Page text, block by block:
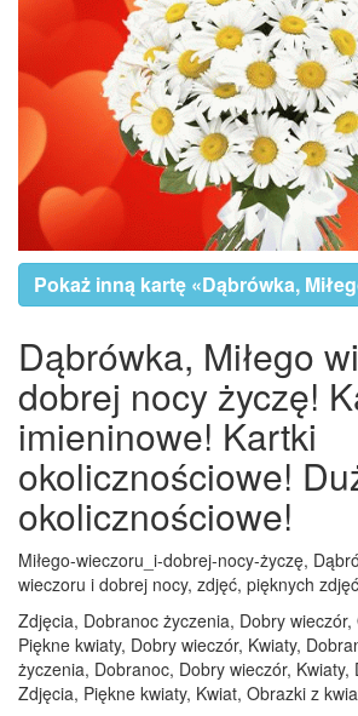
Pokaż inną kartę «Dąbrówka,
Dąbrówka, Miłego
dobrej nocy życzę!
imieninowe! Kartki
okolicznościowe!
okolicznościowe!
Miłego-wieczoru_i-dobrej-nocy-życzę,
wieczoru i dobrej nocy, zdjęć, pięknych
Zdjęcia, Dobranoc życzenia, Dobry
Piękne kwiaty, Dobry wieczór, Kwiaty,
życzenia, Dobranoc, Dobry wieczór, Kwiaty,
Zdjęcia, Piękne kwiaty, Kwiat, Obrazki z